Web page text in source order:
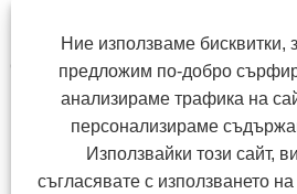
Copyright © 2022 Symor Instrument
изпитване на околната среда,
изпитване на ускорено изветряне
У ДОМА ЗА НАС ПРОДУКТИ
Ние използваме бисквитки,
предложим по-добро
анализираме трафика на
персонализираме
Използвайки този сайт,
съгласявате с използването на